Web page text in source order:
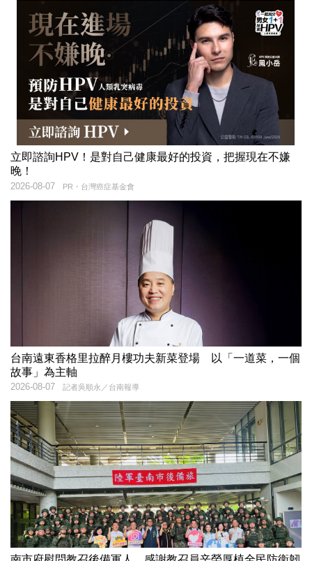
立即諮詢HPV！是對自己健康最好的投資，把握現在不嫌
晚！
PR・台灣癌症基金會
2026-08-07
台南遠東香格里拉醉月樓功夫新菜登場 以「一道菜，一個
故事」為主軸
記者吳順永／台南報導
2026-08-07